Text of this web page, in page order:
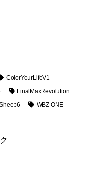
ColorYourLifeV1
FinalMaxRevolution
Sheep6
WBZ ONE